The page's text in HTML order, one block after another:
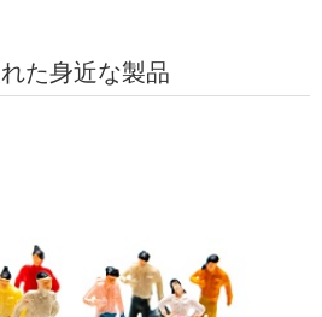
た身近な製品